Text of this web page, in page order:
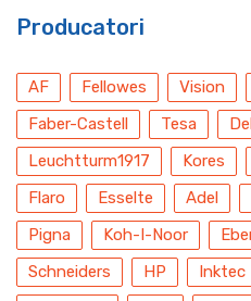
Producatori
AF Fellowes Vision
Faber-Castell
Tesa
Leuchtturm1917
Kores
Flaro
Esselte Adel
Pigna
Koh-I-Noor
Schneiders
HP Inktec